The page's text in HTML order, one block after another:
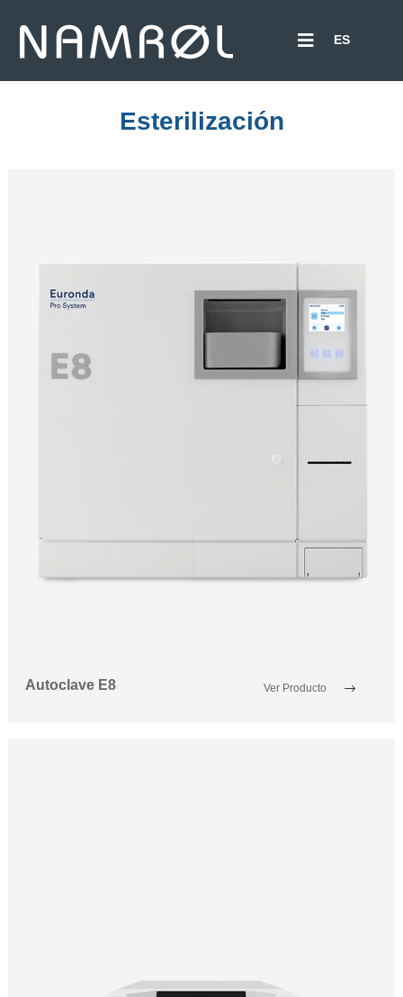
ES
Esterilización
Autoclave E8 Ver Producto